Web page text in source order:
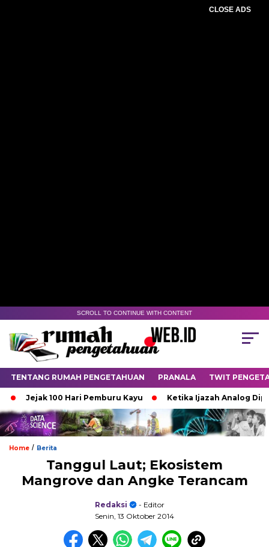
CLOSE ADS
SCROLL TO CONTINUE WITH CONTENT
TENTANG RUMAH PENGETAHUAN PRANALA TWIT
Jejak 100 Hari Pemburu Kayu Ketika Ijazah Analog
Home / Berita
Tanggul Laut; Ekosistem
Mangrove dan Angke Terancam
Redaksi
- Editor
Senin, 13 Oktober 2014